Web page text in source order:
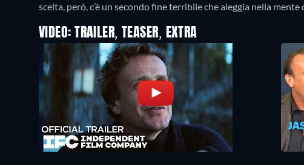
scelta, però, c’è un secondo fine terribile che aleggia nella
VIDEO: TRAILER, TEASER, EXTRA